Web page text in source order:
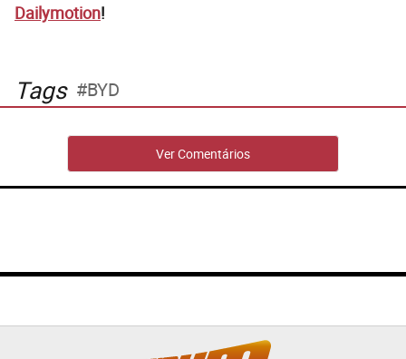
Dailymotion!
Tags BYD
Ver Comentários